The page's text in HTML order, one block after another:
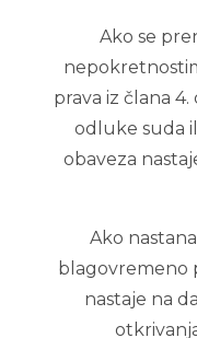
Ako se
prava iz člana
odluke suda
obaveza
Ako
blagovremeno
nastaje na